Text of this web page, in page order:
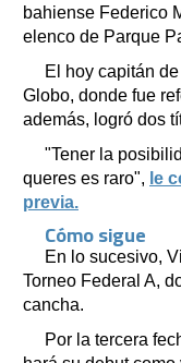
bahiense Federico
elenco de Parque
El hoy capitán
Globo, donde fue
además, logró dos
"Tener la
queres es raro", le
previa.
Cómo sigue
En lo sucesivo,
Torneo Federal A,
cancha.
Por la tercera